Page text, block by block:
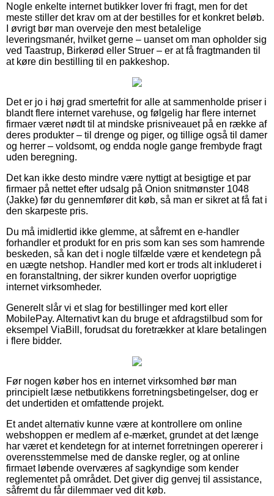
Nogle enkelte internet butikker lover fri fragt, men for det
meste stiller det krav om at der bestilles for et konkret beløb.
I øvrigt bør man overveje den mest betalelige
leveringsmanér, hvilket gerne – uanset om man opholder sig
ved Taastrup, Birkerød eller Struer – er at få fragtmanden til
at køre din bestilling til en pakkeshop.
Det er jo i høj grad smertefrit for alle at sammenholde priser i
blandt flere internet varehuse, og følgelig har flere internet
firmaer været nødt til at mindske prisniveauet på en række af
deres produkter – til drenge og piger, og tillige også til damer
og herrer – voldsomt, og endda nogle gange frembyde fragt
uden beregning.
Det kan ikke desto mindre være nyttigt at besigtige et par
firmaer på nettet efter udsalg på Onion snitmønster 1048
(Jakke) før du gennemfører dit køb, så man er sikret at få fat i
den skarpeste pris.
Du må imidlertid ikke glemme, at såfremt en e-handler
forhandler et produkt for en pris som kan ses som hamrende
beskeden, så kan det i nogle tilfælde være et kendetegn på
en uægte netshop. Handler med kort er trods alt inkluderet i
en foranstaltning, der sikrer kunden overfor uoprigtige
internet virksomheder.
Generelt slår vi et slag for bestillinger med kort eller
MobilePay. Alternativt kan du bruge et afdragstilbud som for
eksempel ViaBill, forudsat du foretrækker at klare betalingen
i flere bidder.
Før nogen køber hos en internet virksomhed bør man
principielt læse netbutikkens forretningsbetingelser, dog er
det undertiden et omfattende projekt.
Et andet alternativ kunne være at kontrollere om online
webshoppen er medlem af e-mærket, grundet at det længe
har været et kendetegn for at internet forretningen opererer i
overensstemmelse med de danske regler, og at online
firmaet løbende overværes af sagkyndige som kender
reglementet på området. Det giver dig genvej til assistance,
såfremt du får dilemmaer ved dit køb.